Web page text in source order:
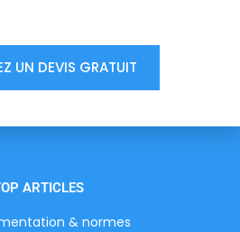
UN DEVIS GRATUIT
ARTICLES
& normes